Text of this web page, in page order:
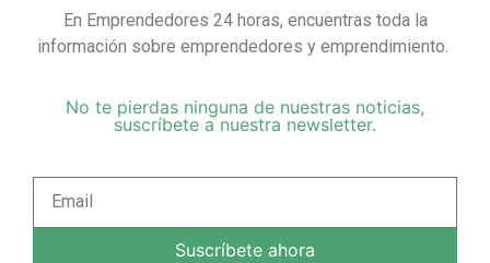
En Emprendedores 24 horas, encuentras toda la
información sobre emprendedores y emprendimiento.
No te pierdas ninguna de nuestras noticias,
suscríbete a nuestra newsletter.
Suscríbete ahora